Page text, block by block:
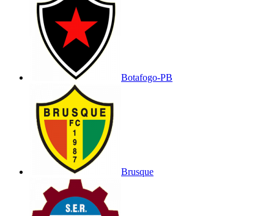
Botafogo-PB
Brusque